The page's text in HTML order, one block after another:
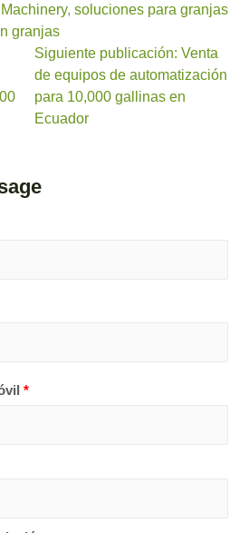
, soluciones para granjas
granjas
Siguiente publicación: Venta
de equipos de automatización
para 10,000 gallinas en
Ecuador
*